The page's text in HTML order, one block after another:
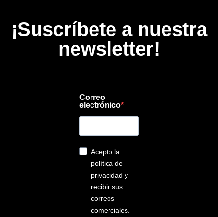
¡Suscríbete a nuestra
newsletter!
Correo
electrónico
Acepto la
política de
privacidad y
recibir sus
correos
comerciales.